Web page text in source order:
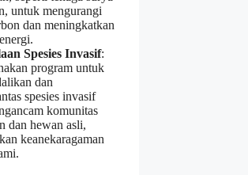
untuk mengurangi
dan meningkatkan
Spesies Invasif:
program untuk
dan
spesies invasif
komunitas
dan hewan asli,
keanekaragaman